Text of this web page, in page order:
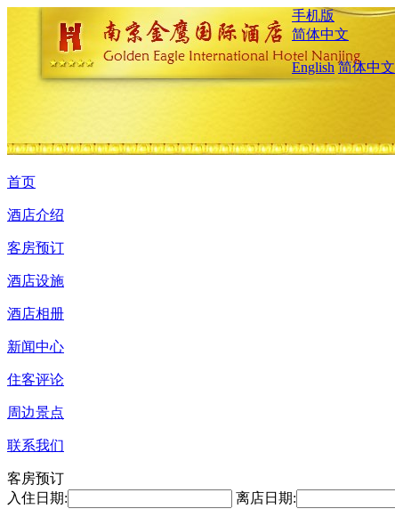
手机版
简体中文
English 简体中文
首页
酒店介绍
客房预订
酒店设施
酒店相册
新闻中心
住客评论
周边景点
联系我们
客房预订
入住日期:
离店日期: